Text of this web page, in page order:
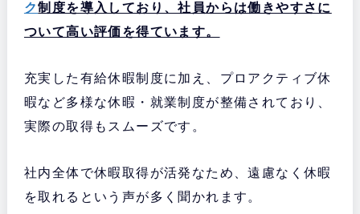
ク制度を導入しており、社員からは働きやすさに
ついて高い評価を得ています。
充実した有給休暇制度に加え、プロアクティブ休
暇など多様な休暇・就業制度が整備されており、
実際の取得もスムーズです。
社内全体で休暇取得が活発なため、遠慮なく休暇
を取れるという声が多く聞かれます。